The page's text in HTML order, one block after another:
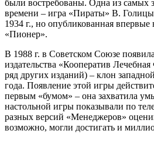
были востребованы. Одна из самых
времени – игра «Пираты» В.
1934 г., но опубликованная впервые
«Пионер».
В 1988 г. в Советском Союзе
издательства «Кооператив
ряд других изданий) – клон
года. Появление этой игры
первым «бумом» – она захватила
настольной игры показывали по
разных версий «Менеджеров»
возможно, могли достигать и